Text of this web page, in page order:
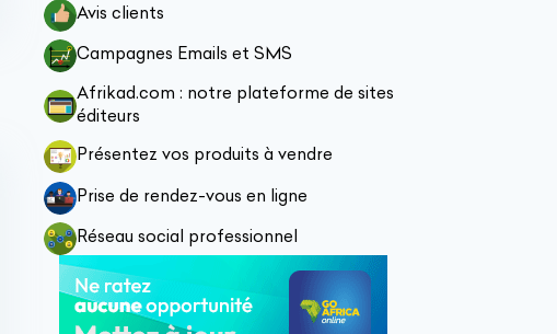
Avis clients
Campagnes Emails et SMS
Afrikad.com : notre plateforme de sites
éditeurs
Présentez vos produits à vendre
Prise de rendez-vous en ligne
Réseau social professionnel